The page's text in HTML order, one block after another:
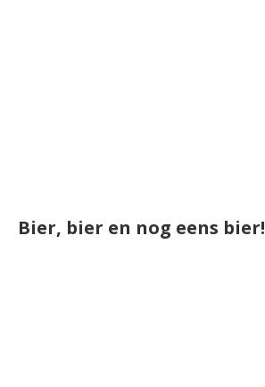
Bier, bier en nog eens bier!